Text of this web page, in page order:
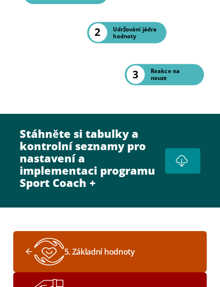
Udržování jádra
hodnoty
Reakce na
nouze
Stáhněte si tabulky a
kontrolní seznamy pro
nastavení a
implementaci programu
Sport Coach +
5. Základní hodnoty